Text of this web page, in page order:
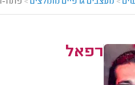
רפאל